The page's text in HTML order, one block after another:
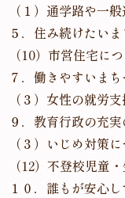
（１）通学路や一
５．住み続けたい
（10）市営住宅に
７．働きやすいま
（３）女性の就労
９．教育行政の充
（３）いじめ対策
（12）不登校児童
１０．誰もが安心